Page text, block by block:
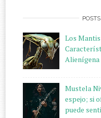
POSTS
Los
Mustela
espejo; si
puede